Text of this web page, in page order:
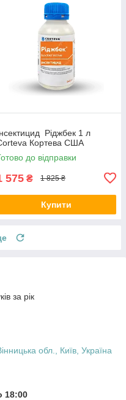
Ріджбек 1 л
Кортева США
до відправки
575 ₴ 1 825 ₴
Купити
за рік
обл., Київ, Україна
18:00